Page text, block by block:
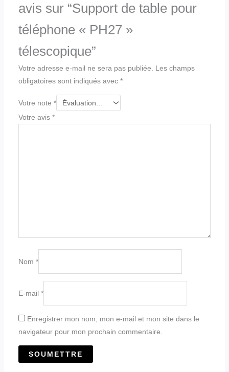
avis sur “Support de table pour
téléphone « PH27 »
télescopique”
Votre adresse e-mail ne sera pas publiée.
Les champs
obligatoires sont indiqués avec *
Votre note *
Votre avis *
Nom *
E-mail *
Enregistrer mon nom, mon e-mail et mon site dans le
navigateur pour mon prochain commentaire.